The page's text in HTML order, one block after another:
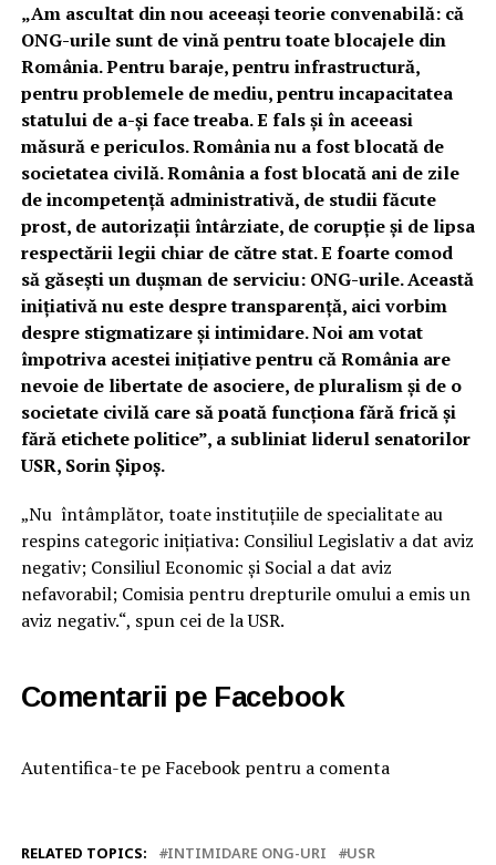
„Am ascultat din nou aceeași teorie convenabilă: că
ONG-urile sunt de vină pentru toate blocajele din
România. Pentru baraje, pentru infrastructură,
pentru problemele de mediu, pentru incapacitatea
statului de a-și face treaba. E fals și în aceeasi
măsură e periculos. România nu a fost blocată de
societatea civilă. România a fost blocată ani de zile
de incompetență administrativă, de studii făcute
prost, de autorizații întârziate, de corupție și de lipsa
respectării legii chiar de către stat. E foarte comod
să găsești un dușman de serviciu: ONG-urile. Această
inițiativă nu este despre transparență, aici vorbim
despre stigmatizare și intimidare. Noi am votat
împotriva acestei inițiative pentru că România are
nevoie de libertate de asociere, de pluralism și de o
societate civilă care să poată funcționa fără frică și
fără etichete politice”, a subliniat liderul senatorilor
USR, Sorin Șipoș.
„Nu întâmplător, toate instituțiile de specialitate au
respins categoric inițiativa: Consiliul Legislativ a dat aviz
negativ; Consiliul Economic și Social a dat aviz
nefavorabil; Comisia pentru drepturile omului a emis un
aviz negativ.“, spun cei de la USR.
Comentarii pe Facebook
Autentifica-te pe Facebook pentru a comenta
RELATED TOPICS: INTIMIDARE ONG-URI USR